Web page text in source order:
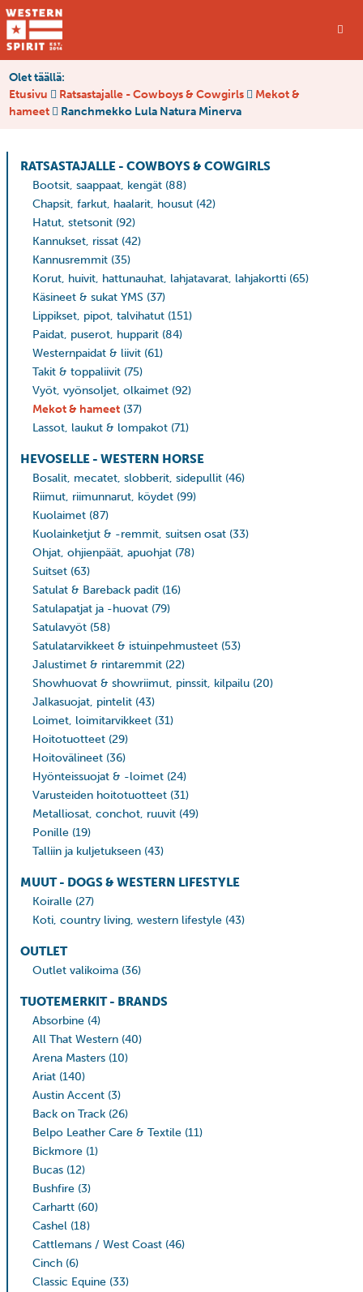
Olet täällä:
Etusivu
Ratsastajalle - Cowboys & Cowgirls
Mekot &
hameet
Ranchmekko Lula Natura Minerva
RATSASTAJALLE - COWBOYS & COWGIRLS
Bootsit, saappaat, kengät (88)
Chapsit, farkut, haalarit, housut (42)
Hatut, stetsonit (92)
Kannukset, rissat (42)
Kannusremmit (35)
Korut, huivit, hattunauhat, lahjatavarat, lahjakortti (65)
Käsineet & sukat YMS (37)
Lippikset, pipot, talvihatut (151)
Paidat, puserot, hupparit (84)
Westernpaidat & liivit (61)
Takit & toppaliivit (75)
Vyöt, vyönsoljet, olkaimet (92)
Mekot & hameet (37)
Lassot, laukut & lompakot (71)
HEVOSELLE - WESTERN HORSE
Bosalit, mecatet, slobberit, sidepullit (46)
Riimut, riimunnarut, köydet (99)
Kuolaimet (87)
Kuolainketjut & -remmit, suitsen osat (33)
Ohjat, ohjienpäät, apuohjat (78)
Suitset (63)
Satulat & Bareback padit (16)
Satulapatjat ja -huovat (79)
Satulavyöt (58)
Satulatarvikkeet & istuinpehmusteet (53)
Jalustimet & rintaremmit (22)
Showhuovat & showriimut, pinssit, kilpailu (20)
Jalkasuojat, pintelit (43)
Loimet, loimitarvikkeet (31)
Hoitotuotteet (29)
Hoitovälineet (36)
Hyönteissuojat & -loimet (24)
Varusteiden hoitotuotteet (31)
Metalliosat, conchot, ruuvit (49)
Ponille (19)
Talliin ja kuljetukseen (43)
MUUT - DOGS & WESTERN LIFESTYLE
Koiralle (27)
Koti, country living, western lifestyle (43)
OUTLET
Outlet valikoima (36)
TUOTEMERKIT - BRANDS
Absorbine (4)
All That Western (40)
Arena Masters (10)
Ariat (140)
Austin Accent (3)
Back on Track (26)
Belpo Leather Care & Textile (11)
Bickmore (1)
Bucas (12)
Bushfire (3)
Carhartt (60)
Cashel (18)
Cattlemans / West Coast (46)
Cinch (6)
Classic Equine (33)